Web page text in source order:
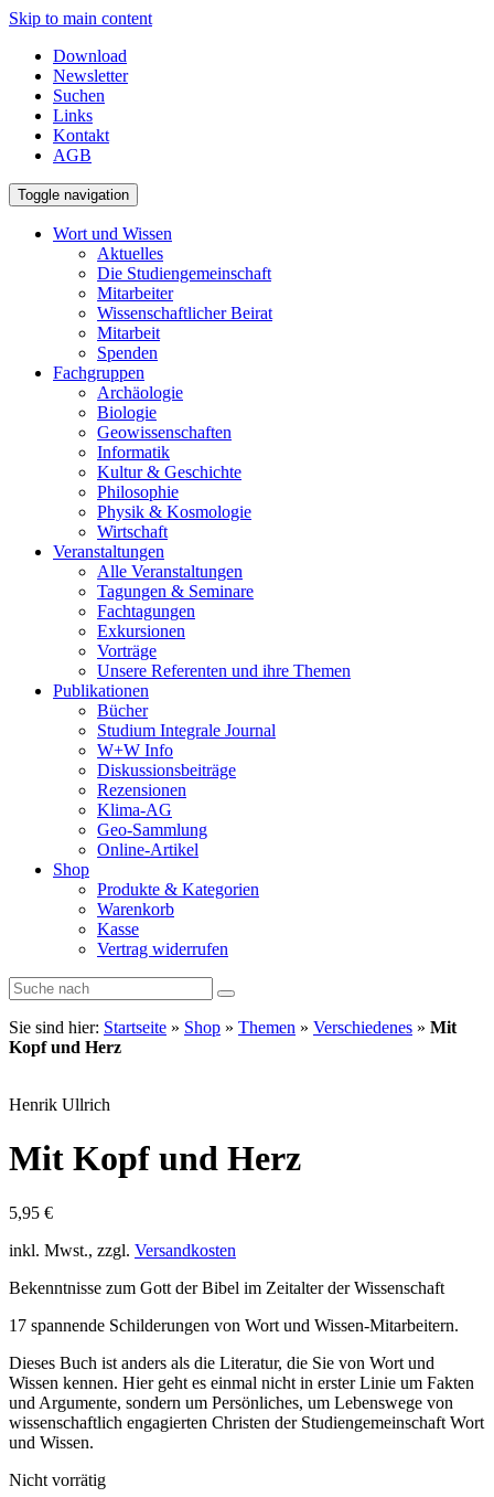
Skip to main content
Download
Newsletter
Suchen
Links
Kontakt
AGB
Toggle navigation
Wort und Wissen
Aktuelles
Die Studiengemeinschaft
Mitarbeiter
Wissenschaftlicher Beirat
Mitarbeit
Spenden
Fachgruppen
Archäologie
Biologie
Geowissenschaften
Informatik
Kultur & Geschichte
Philosophie
Physik & Kosmologie
Wirtschaft
Veranstaltungen
Alle Veranstaltungen
Tagungen & Seminare
Fachtagungen
Exkursionen
Vorträge
Unsere Referenten und ihre Themen
Publikationen
Bücher
Studium Integrale Journal
W+W Info
Diskussionsbeiträge
Rezensionen
Klima-AG
Geo-Sammlung
Online-Artikel
Shop
Produkte & Kategorien
Warenkorb
Kasse
Vertrag widerrufen
Sie sind hier: Startseite » Shop » Themen » Verschiedenes » Mit
Kopf und Herz
Henrik Ullrich
Mit Kopf und Herz
5,95 €
inkl. Mwst., zzgl. Versandkosten
Bekenntnisse zum Gott der Bibel im Zeitalter der Wissenschaft
17 spannende Schilderungen von Wort und Wissen-Mitarbeitern.
Dieses Buch ist anders als die Literatur, die Sie von Wort und
Wissen kennen. Hier geht es einmal nicht in erster Linie um Fakten
und Argumente, sondern um Persönliches, um Lebenswege von
wissenschaftlich engagierten Christen der Studiengemeinschaft Wort
und Wissen.
Nicht vorrätig